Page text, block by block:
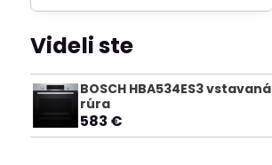
Videli ste
BOSCH HBA534ES3 vstavaná
rúra
583 €